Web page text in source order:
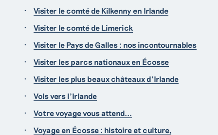
Visiter le comté de Kilkenny en Irlande
Visiter le comté de Limerick
Visiter le Pays de Galles : nos incontournables
Visiter les parcs nationaux en Écosse
Visiter les plus beaux châteaux d'Irlande
Vols vers l'Irlande
Votre voyage vous attend...
Voyage en Écosse : histoire et culture,